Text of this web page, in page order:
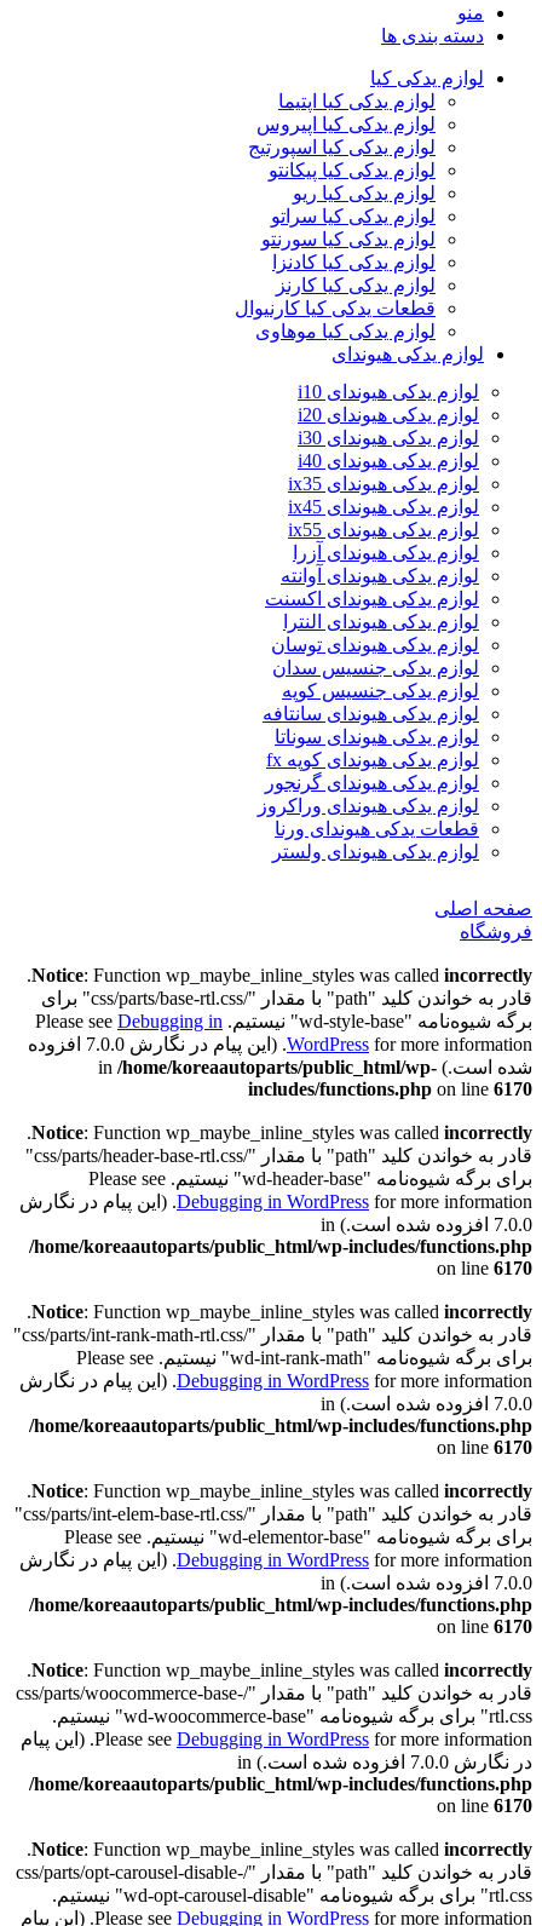
منو
دسته بندی ها
لوازم یدکی کیا
لوازم یدکی کیا اپتیما
لوازم یدکی کیا اپیروس
لوازم یدکی کیا اسپورتیج
لوازم یدکی کیا پیکانتو
لوازم یدکی کیا ریو
لوازم یدکی کیا سراتو
لوازم یدکی کیا سورنتو
لوازم یدکی کیا کادنزا
لوازم یدکی کیا کارنز
قطعات یدکی کیا کارنیوال
لوازم یدکی کیا موهاوی
لوازم یدکی هیوندای
لوازم یدکی هیوندای i10
لوازم یدکی هیوندای i20
لوازم یدکی هیوندای i30
لوازم یدکی هیوندای i40
لوازم یدکی هیوندای ix35
لوازم یدکی هیوندای ix45
لوازم یدکی هیوندای ix55
لوازم یدکی هیوندای آزرا
لوازم یدکی هیوندای آوانته
لوازم یدکی هیوندای اکسنت
لوازم یدکی هیوندای النترا
لوازم یدکی هیوندای توسان
لوازم یدکی جنسیس سدان
لوازم یدکی جنسیس کوپه
لوازم یدکی هیوندای سانتافه
لوازم یدکی هیوندای سوناتا
لوازم یدکی هیوندای کوپه fx
لوازم یدکی هیوندای گرنجور
لوازم یدکی هیوندای وراکروز
قطعات یدکی هیوندای ورنا
لوازم یدکی هیوندای ولستر
صفحه اصلی
فروشگاه
Notice: Function wp_maybe_inline_styles was called incorrectly
.
قادر به خواندن کلید "path" با مقدار "/css/parts/base-rtl.css" برای
برگه شیوه‌نامه "wd-style-base" نیستیم. Please see
Debugging in
WordPress
for more information. (این پیام در نگارش 7.0.0 افزوده
شده است.) in /home/koreaautoparts/public_html/wp-
includes/functions.php on line 6170
Notice: Function wp_maybe_inline_styles was called incorrectly
.
قادر به خواندن کلید "path" با مقدار "/css/parts/header-base-rtl.css"
برای برگه شیوه‌نامه "wd-header-base" نیستیم. Please see
Debugging in WordPressfor more information. (این پیام در نگارش
7.0.0 افزوده شده است.) in
/home/koreaautoparts/public_html/wp-includes/functions.php
on line 6170
Notice: Function wp_maybe_inline_styles was called incorrectly
.
قادر به خواندن کلید "path" با مقدار "/css/parts/int-rank-math-rtl.css"
برای برگه شیوه‌نامه "wd-int-rank-math" نیستیم. Please see
Debugging in WordPressfor more information. (این پیام در نگارش
7.0.0 افزوده شده است.) in
/home/koreaautoparts/public_html/wp-includes/functions.php
on line 6170
Notice: Function wp_maybe_inline_styles was called incorrectly
.
قادر به خواندن کلید "path" با مقدار "/css/parts/int-elem-base-rtl.css"
برای برگه شیوه‌نامه "wd-elementor-base" نیستیم. Please see
Debugging in WordPressfor more information. (این پیام در نگارش
7.0.0 افزوده شده است.) in
/home/koreaautoparts/public_html/wp-includes/functions.php
on line 6170
Notice: Function wp_maybe_inline_styles was called incorrectly
.
قادر به خواندن کلید "path" با مقدار "/css/parts/woocommerce-base-
rtl.css" برای برگه شیوه‌نامه "wd-woocommerce-base" نیستیم.
Please see Debugging in WordPress
for more information. (این پیام
در نگارش 7.0.0 افزوده شده است.) in
/home/koreaautoparts/public_html/wp-includes/functions.php
on line 6170
Notice: Function wp_maybe_inline_styles was called incorrectly
.
قادر به خواندن کلید "path" با مقدار "/css/parts/opt-carousel-disable-
rtl.css" برای برگه شیوه‌نامه "wd-opt-carousel-disable" نیستیم.
Please see Debugging in WordPress for more information. (این پیام